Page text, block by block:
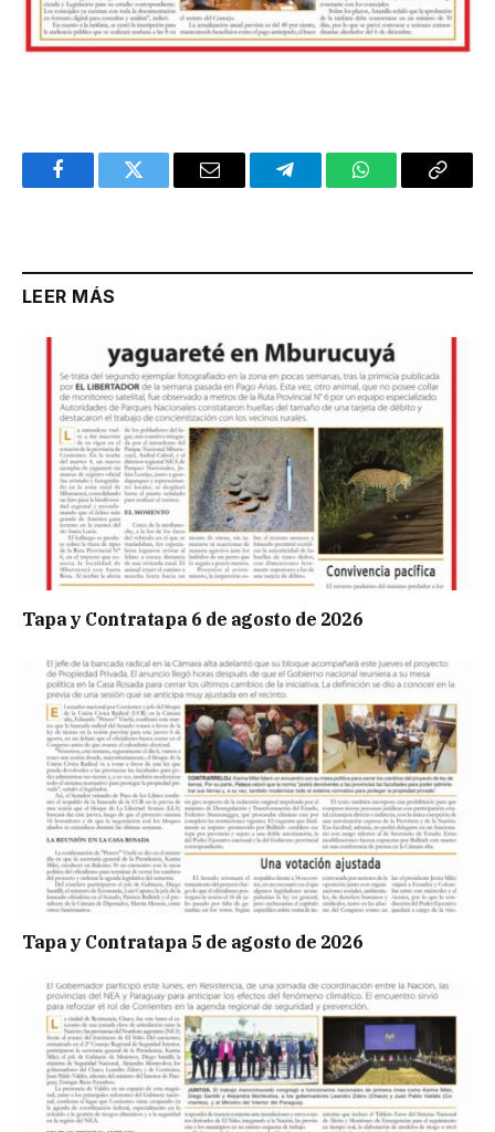
FacebookTwitter Email TelegramWhatsAppCopy
LEER MÁS
Tapa y Contratapa 6 de agosto de 2026
Tapa y Contratapa 5 de agosto de 2026